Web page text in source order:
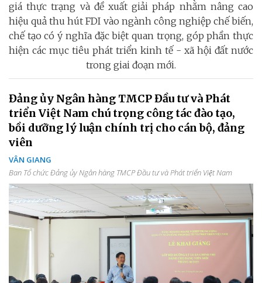
giá thực trạng và đề xuất giải pháp nhằm nâng cao
hiệu quả thu hút FDI vào ngành công nghiệp chế biến,
chế tạo có ý nghĩa đặc biệt quan trọng, góp phần thực
hiện các mục tiêu phát triển kinh tế - xã hội đất nước
trong giai đoạn mới.
Đảng ủy Ngân hàng TMCP Đầu tư và Phát
triển Việt Nam chú trọng công tác đào tạo,
bồi dưỡng lý luận chính trị cho cán bộ, đảng
viên
VÂN GIANG
Ban Tổ chức Đảng ủy Ngân hàng TMCP Đầu tư và Phát triển Việt Nam